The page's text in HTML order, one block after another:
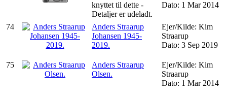
knyttet til dette -
Detaljer er udeladt.
Dato: 1 Mar 2014
74
Anders Straarup
Johansen 1945-
2019.
Ejer/Kilde: Kim
Straarup
Dato: 3 Sep 2019
75
Anders Straarup
Olsen.
Ejer/Kilde: Kim
Straarup
Dato: 1 Mar 2014